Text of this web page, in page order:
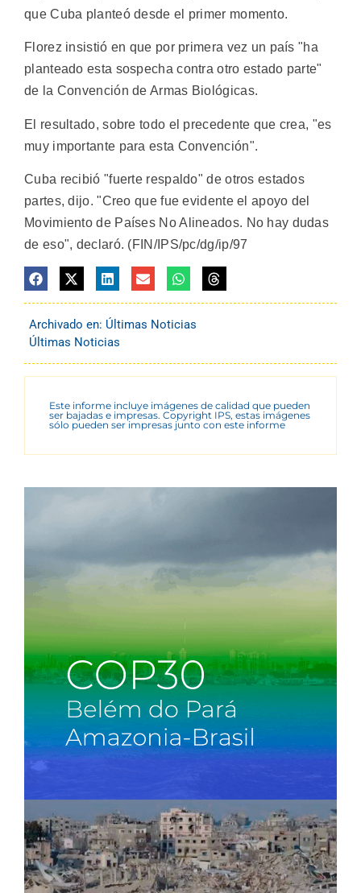
que Cuba planteó desde el primer momento.
Florez insistió en que por primera vez un país "ha
planteado esta sospecha contra otro estado parte"
de la Convención de Armas Biológicas.
El resultado, sobre todo el precedente que crea, "es
muy importante para esta Convención".
Cuba recibió "fuerte respaldo" de otros estados
partes, dijo. "Creo que fue evidente el apoyo del
Movimiento de Países No Alineados. No hay dudas
de eso", declaró. (FIN/IPS/pc/dg/ip/97
Archivado en: Últimas Noticias
Últimas Noticias
Este informe incluye imágenes de calidad que pueden
ser bajadas e impresas. Copyright IPS, estas imágenes
sólo pueden ser impresas junto con este informe